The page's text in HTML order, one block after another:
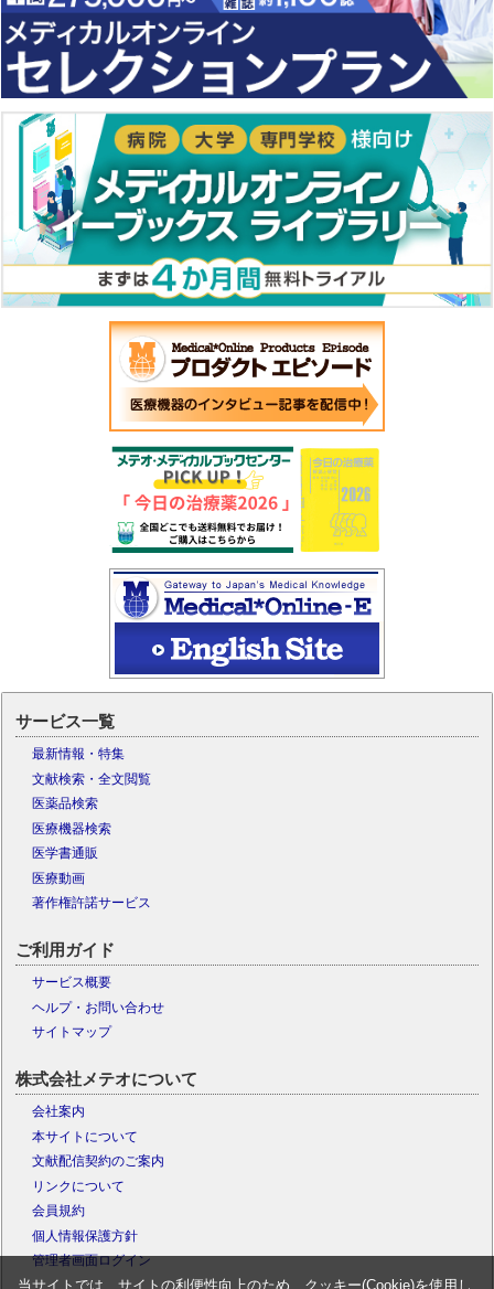
サービス一覧
最新情報・特集
文献検索・全文閲覧
医薬品検索
医療機器検索
医学書通販
医療動画
著作権許諾サービス
ご利用ガイド
サービス概要
ヘルプ・お問い合わせ
サイトマップ
株式会社メテオについて
会社案内
本サイトについて
文献配信契約のご案内
リンクについて
会員規約
個人情報保護方針
管理者画面ログイン
当サイトでは、サイトの利便性向上のため、クッキー(Cookie)を使用し